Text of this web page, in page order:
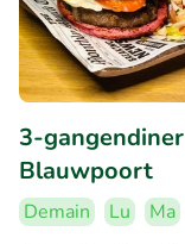
3-
Blauwpoort
Demain Lu Ma